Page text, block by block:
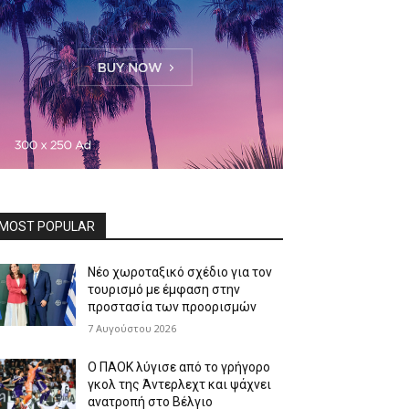
POPULAR
Νέο χωροταξικό σχέδιο για τον
τουρισμό με έμφαση στην
προστασία των προορισμών
7 Αυγούστου 2026
Ο ΠΑΟΚ λύγισε από το γρήγορο
γκολ της Άντερλεχτ και ψάχνει
ανατροπή στο Βέλγιο